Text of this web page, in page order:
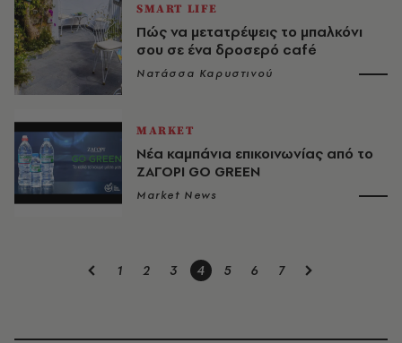
SMART LIFE
Πώς να μετατρέψεις το μπαλκόνι
σου σε ένα δροσερό café
Νατάσσα Καρυστινού
MARKET
Νέα καμπάνια επικοινωνίας από το
ΖΑΓΟΡΙ GO GREEN
Market News
1 2 3 4 5 6 7